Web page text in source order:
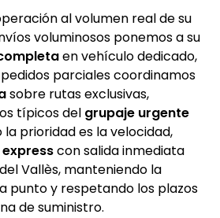
al volumen real de su
voluminosos ponemos a su
en vehículo dedicado,
parciales coordinamos
sobre rutas exclusivas,
típicos del grupaje urgente
prioridad es la velocidad,
con salida inmediata
Vallès, manteniendo la
punto y respetando los plazos
de suministro.